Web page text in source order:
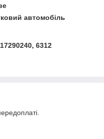
автомобіль
6312